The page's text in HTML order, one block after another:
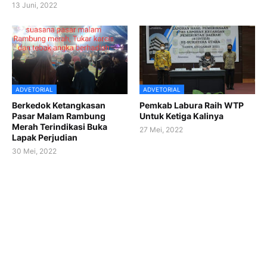
13 Juni, 2022
ADVETORIAL
Berkedok Ketangkasan
Pasar Malam Rambung
Merah Terindikasi Buka
Lapak Perjudian
30 Mei, 2022
ADVETORIAL
Pemkab Labura Raih WTP
Untuk Ketiga Kalinya
27 Mei, 2022